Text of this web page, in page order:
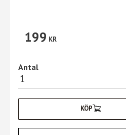
199 KR
Antal
KÖP